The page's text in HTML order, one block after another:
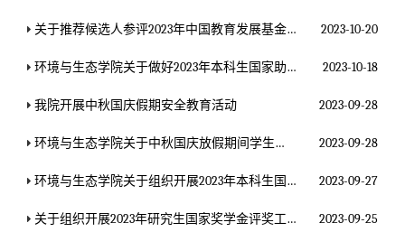
关于推荐候选人参评2023年中国教育发展基金会中银基础学科奖学金的通知 2023-10-20
环境与生态学院关于做好2023年本科生国家助学金评定工作的通知 2023-10-18
我院开展中秋国庆假期安全教育活动 2023-09-28
环境与生态学院关于中秋国庆放假期间学生离返校管理工作和安全教育的通知 2023-09-28
环境与生态学院关于组织开展2023年本科生国家奖学金、国家励志奖学金、本科生优秀学生奖学金评奖工作的通知 2023-09-27
关于组织开展2023年研究生国家奖学金评奖工作的通知 2023-09-25